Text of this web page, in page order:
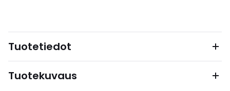
Tuotetiedot
Tuotekuvaus